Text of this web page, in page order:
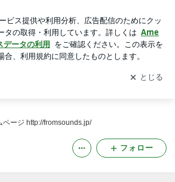
して ブログの更新通知
を受け取りまし
開く
ページ http://fromsounds.jp/
フォロー